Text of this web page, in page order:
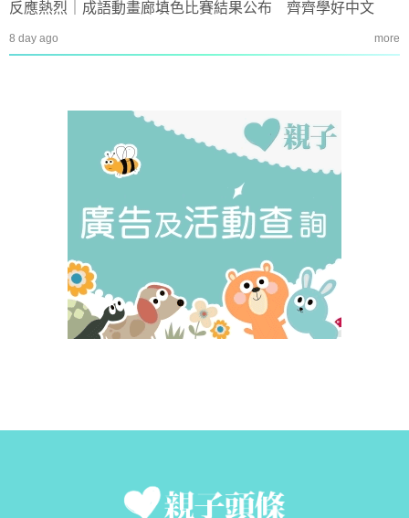
反應熱烈｜成語動畫廊填色比賽結果公布 齊齊學好中文
8 day ago more